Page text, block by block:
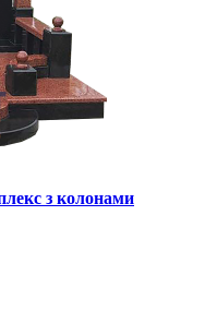
з колонами